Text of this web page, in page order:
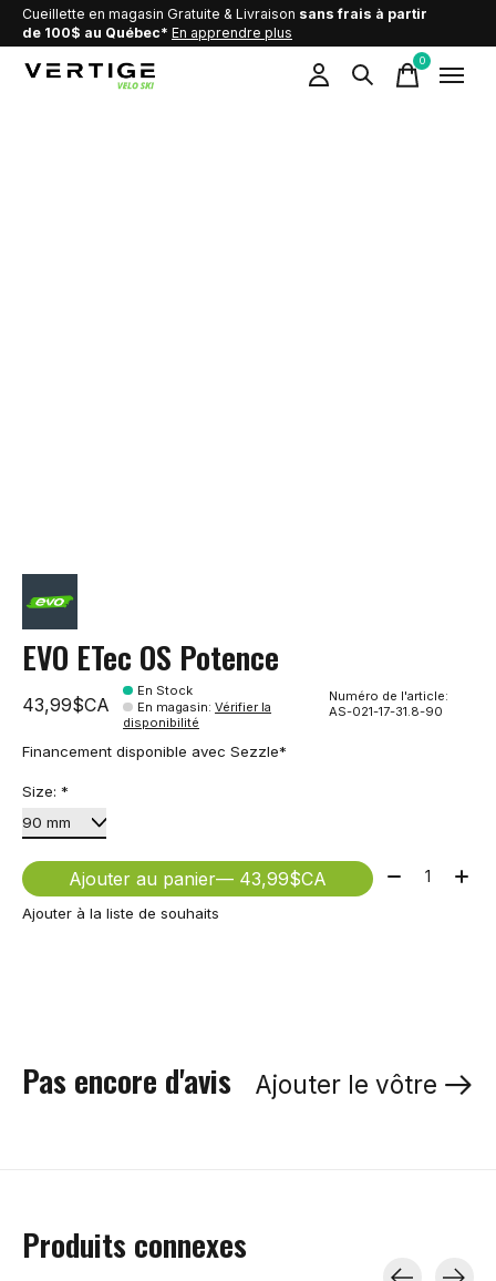
Cueillette en magasin Gratuite & Livraison sans frais à partir
de 100$ au Québec* En apprendre plus
0items
EVO ETec OS Potence
43,99$CA
En Stock
En magasin:Vérifier la
disponibilité
Numéro de l'article:
AS-021-17-31.8-90
Financement disponible avec Sezzle*
Size: *
Ajouter au panier — 43,99$CA Quantité:
Ajouter à la liste de souhaits
Pas encore d'avis Ajouter le vôtre
Produits connexes